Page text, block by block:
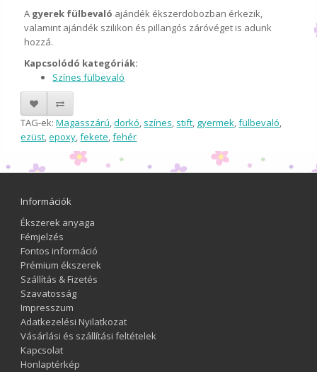
A gyerek fülbevaló ajándék ékszerdobozban érkezik,
valamint ajándék szilikon és pillangós záróvéget is adunk
hozzá.
Kapcsolódó kategóriák:
Színes fülbevaló
TAG-ek:Magasszárú,dorkó, színes, stift, gyermek,fülbevaló,
ezüst,epoxy,fekete,fehér
Információk
Ékszerek anyaga
Fémjelzés
Fontos információ
Prémium ékszerek
Szállítás & Fizetés
Szavatosság
Impresszum
Adatkezelési Nyilatkozat
Vásárlási és szállítási feltételek
Kapcsolat
Honlaptérkép